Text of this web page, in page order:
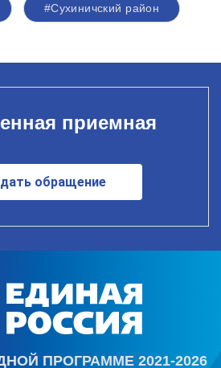
#Сухиничский район
приемная
обращение
ПРОГРАММЕ 2021-2026